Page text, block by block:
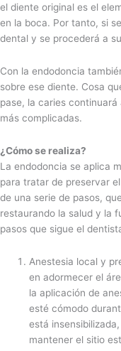
el diente original es el
en la boca. Por tanto, si
dental y se procederá a
Con la endodoncia
sobre ese diente. Cosa
pase, la caries
más complicadas.
¿Cómo se realiza?
La endodoncia se aplica
para tratar de preservar
de una serie de pasos,
restaurando la salud y la
pasos que sigue el
Anestesia local y
en adormecer el
la aplicación de
esté cómodo
está
mantener el sitio